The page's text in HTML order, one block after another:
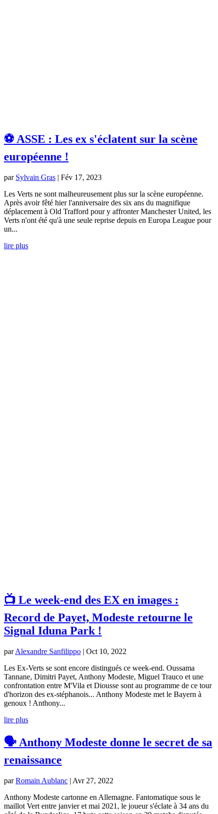
⚽️ ASSE : Les ex s'éclatent sur la scène
européenne !
par Sylvain Gras | Fév 17, 2023
Les Verts ne sont malheureusement plus sur la scène européenne.
Après avoir fêté hier l'anniversaire des six ans du magnifique
déplacement à Old Trafford pour y affronter Manchester United, les
Verts n'ont été qu'à une seule reprise depuis en Europa League pour
un...
lire plus
📺 Le week-end des EX en images :
Record de Payet, Modeste retourne le
Signal Iduna Park !
parAlexandre Sanfilippo | Oct 10, 2022
Les Ex-Verts se sont encore distingués ce week-end. Oussama
Tannane, Dimitri Payet, Anthony Modeste, Miguel Trauco et une
confrontation entre M'Vila et Diousse sont au programme de ce tour
d'horizon des ex-stéphanois... Anthony Modeste met le Bayern à
genoux ! Anthony...
lire plus
🗣 Anthony Modeste donne le secret de sa
renaissance
parRomain Aublanc | Avr 27, 2022
Anthony Modeste cartonne en Allemagne. Fantomatique sous le
maillot Vert entre janvier et mai 2021, le joueur s'éclate à 34 ans du